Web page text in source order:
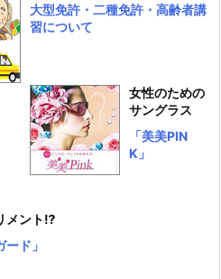
大型免許・二種免許・高齢者講
習について
女性のための
サングラス
「美美PIN
K」
メント⁉
ード」